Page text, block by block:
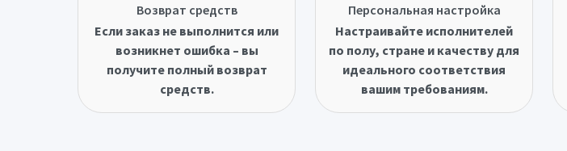
Возврат средств
Если заказ не выполнится или
возникнет ошибка – вы
получите полный возврат
средств.
Персональная настройка
Настраивайте исполнителей
по полу, стране и качеству для
идеального соответствия
вашим требованиям.